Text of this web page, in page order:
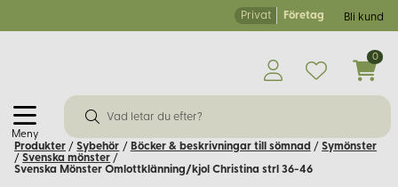
Privat Företag Bli kund
Meny
0
Produkter / Sybehör / Böcker & beskrivningar till sömnad / Symönster
/ Svenska mönster /
Svenska Mönster Omlottklänning/kjol Christina strl 36-46